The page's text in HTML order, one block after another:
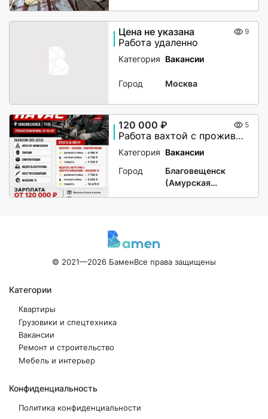
Цена не указана 9
Работа удаленно
Категория Вакансии
Город Москва
120 000 ₽ 5
Работа вахтой с проживанием для женщин, для мужчин
Категория Вакансии
Город
Благовещенск
(Амурская
© 2021—2026 БаменВсе права защищены
Категории
Квартиры
Грузовики и спецтехника
Вакансии
Ремонт и строительство
Мебель и интерьер
Конфиденциальность
Политика конфиденциальности